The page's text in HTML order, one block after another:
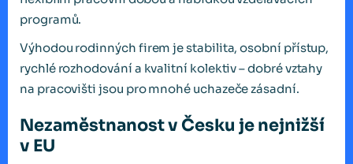
programů.
Výhodou rodinných firem je stabilita, osobní přístup,
rychlé rozhodování a kvalitní kolektiv – dobré vztahy
na pracovišti jsou pro mnohé uchazeče zásadní.
Nezaměstnanost v Česku je nejnižší
v EU